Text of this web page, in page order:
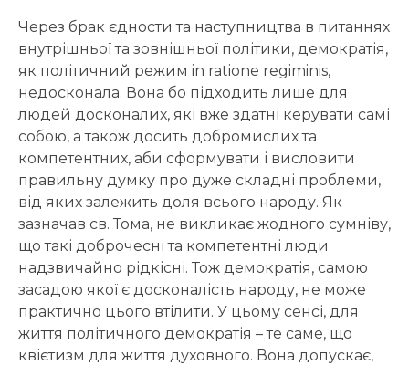
Через брак єдности та наступництва в питаннях
внутрішньої та зовнішньої політики, демократія,
як політичний режим in ratione regiminis,
недосконала. Вона бо підходить лише для
людей досконалих, які вже здатні керувати самі
собою, а також досить добромислих та
компетентних, аби сформувати і висловити
правильну думку про дуже складні проблеми,
від яких залежить доля всього народу. Як
зазначав св. Тома, не викликає жодного сумніву,
що такі доброчесні та компетентні люди
надзвичайно рідкісні. Тож демократія, самою
засадою якої є досконалість народу, не може
практично цього втілити. У цьому сенсі, для
життя політичного демократія – те саме, що
квієтизм для життя духовного. Вона допускає,